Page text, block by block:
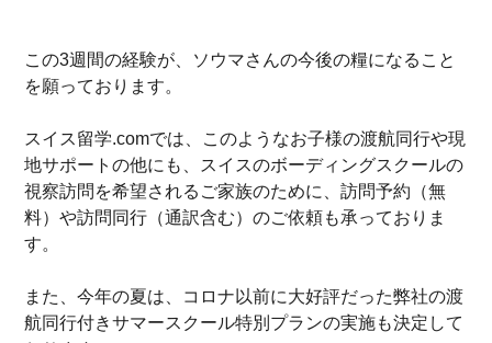
この3週間の経験が、ソウマさんの今後の糧になること
を願っております。
スイス留学.comでは、このようなお子様の渡航同行や現
地サポートの他にも、スイスのボーディングスクールの
視察訪問を希望されるご家族のために、訪問予約（無
料）や訪問同行（通訳含む）のご依頼も承っておりま
す。
また、今年の夏は、コロナ以前に大好評だった弊社の渡
航同行付きサマースクール特別プランの実施も決定して